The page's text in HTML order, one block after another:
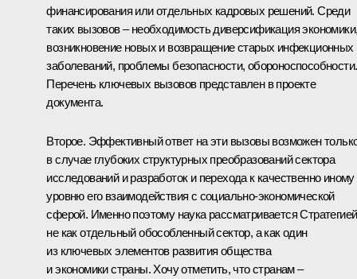
финансирования или отдельных кадровых решений. Среди
таких вызовов – необходимость диверсификация
возникновение новых и возвращение старых инфекционных
заболеваний, проблемы безопасности, обороноспособности.
Перечень ключевых вызовов представлен в проекте
документа.
Второе. Эффективный ответ на эти вызовы возможен
в случае глубоких структурных преобразований сектора
исследований и разработок и перехода к качественно иному
уровню его взаимодействия с социально-экономической
сферой. Именно поэтому наука рассматривается Стратегией
не как отдельный обособленный сектор, а как один
из ключевых элементов развития общества
и экономики страны. Хочу отметить, что странам –